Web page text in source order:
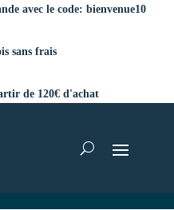
avec le code: bienvenue10
sans frais
de 120€ d'achat